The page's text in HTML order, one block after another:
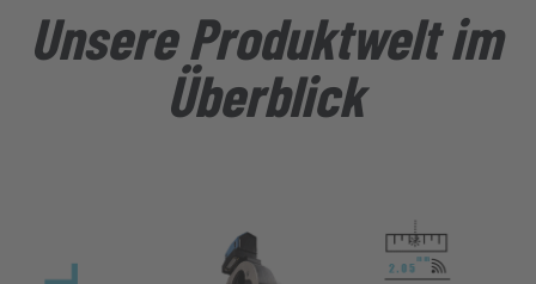
Unsere Produktwelt im
Überblick